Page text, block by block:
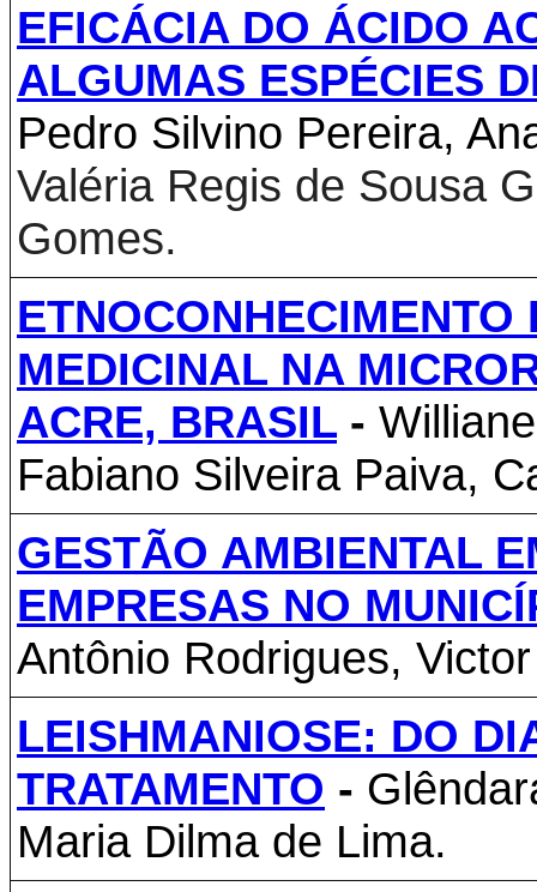
EFICÁCIA DO ÁCIDO
ALGUMAS ESPÉCIES
Pedro Silvino Pereira,
Valéria Regis de Sousa
Gomes.
MEDICINAL NA
ACRE, BRASIL -
Fabiano Silveira Paiva,
GESTÃO AMBIENTAL
EMPRESAS NO
Antônio Rodrigues,
LEISHMANIOSE: DO
TRATAMENTO -
Maria Dilma de Lima.